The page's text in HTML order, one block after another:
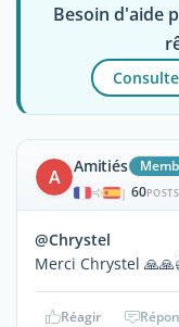
Besoin d'aide
A Amitiés
| 60POSTS
@Chrystel
Merci Chrystel
Réagir